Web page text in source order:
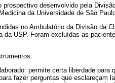
desenvolvido pela
da Universidade de São
no Ambulatório da Divisão da
USP. Foram excluídas as
permite certa liberdade para
fazer perguntas que esclareçam